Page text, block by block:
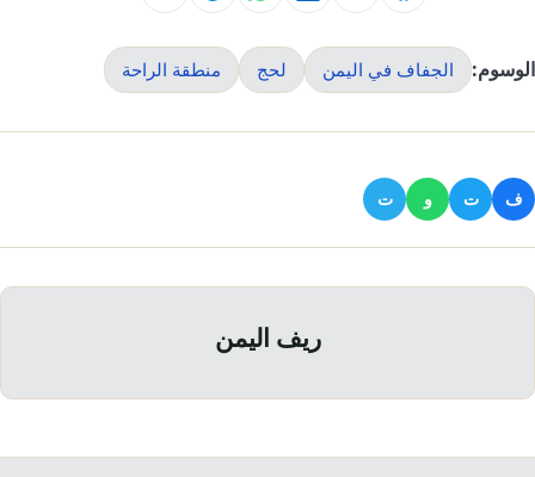
الوسوم: الجفاف في اليمن لحج منطقة الراحة
ف ت و ت
ريف اليمن